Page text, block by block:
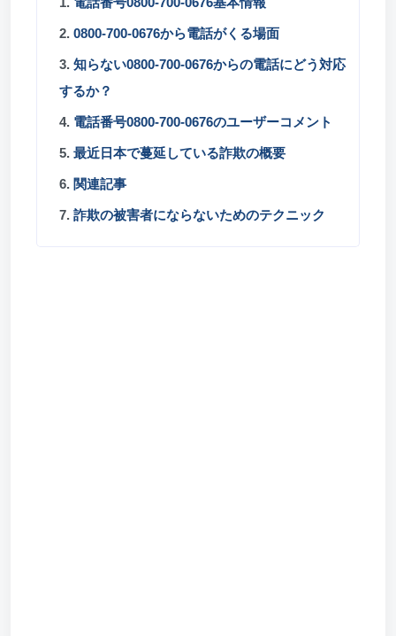
2. 0800-700-0676から電話がくる場面
3. 知らない0800-700-0676からの電話にどう対応
するか？
4. 電話番号0800-700-0676のユーザーコメント
5. 最近日本で蔓延している詐欺の概要
6. 関連記事
7. 詐欺の被害者にならないためのテクニック